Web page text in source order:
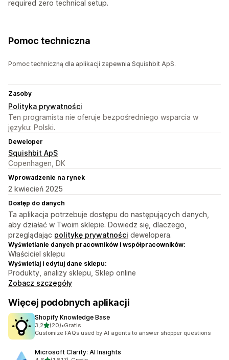
required zero technical setup.
Pomoc techniczna
Pomoc techniczną dla aplikacji zapewnia Squishbit ApS.
Zasoby
Polityka prywatności
Ten programista nie oferuje bezpośredniego wsparcia w
języku: Polski.
Deweloper
Squishbit ApS
Copenhagen, DK
Wprowadzenie na rynek
2 kwiecień 2025
Dostęp do danych
Ta aplikacja potrzebuje dostępu do następujących danych,
aby działać w Twoim sklepie. Dowiedz się, dlaczego,
przeglądając politykę prywatności dewelopera.
Wyświetlanie danych pracowników i współpracowników:
Właściciel sklepu
Wyświetlaj i edytuj dane sklepu:
Produkty, analizy sklepu, Sklep online
Zobacz szczegóły
Więcej podobnych aplikacji
Shopify Knowledge Base
3,2na 5 gwiazdek
(20)
Łączna liczba recenzji: 20
•Gratis
Customize FAQs used by AI agents to answer shopper questions
Microsoft Clarity: AI Insights